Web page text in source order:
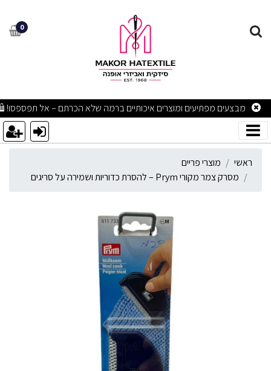
מסרק צמר מקורי Prym – להסרת כדוריות ושמירה על סריגים 0
מבצעים מפתיעים ומוצרים איכותיים ברמה שלא הכרתם – אל
ראשי
מוצרי פריים
מסרק צמר מקורי Prym – להסרת כדוריות ושמירה על סריגים